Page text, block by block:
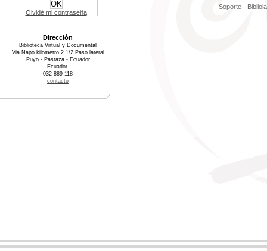
Soporte -
Olvidé mi contraseña
Dirección
Biblioteca Virtual y Documental
Via Napo kilometro 2 1/2 Paso lateral
Puyo - Pastaza - Ecuador
Ecuador
032 889 118
contacto